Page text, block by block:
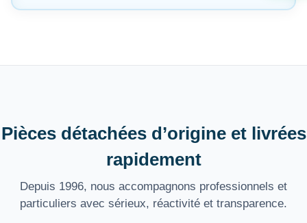
Pièces détachées d’origine et livrées
rapidement
Depuis 1996, nous accompagnons professionnels et
particuliers avec sérieux, réactivité et transparence.